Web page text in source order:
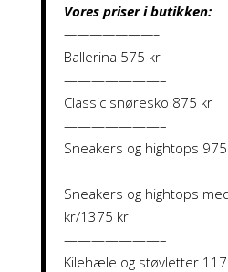
Vores priser i butikken:
———————–
Ballerina 575 kr
———————–
Classic snøresko 875 kr
———————–
Sneakers og hightops
———————–
Sneakers og hightops
kr/1375 kr
———————–
Kilehæle og støvletter